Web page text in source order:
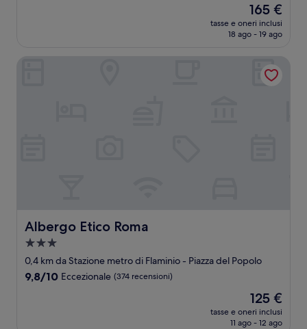
Il
prezzo
attuale
165 €
165 €
tasse e oneri inclusi
18 ago - 19 ago
Albergo Etico Roma
Albergo Etico Roma
Struttura
a
3.0
0,4 km da Stazione metro di Flaminio - Piazza del Popolo
9.8
9,8/10 Eccezionale (374 recensioni)
Il
prezzo
attuale
125 €
tasse e oneri inclusi
11 ago - 12 ago